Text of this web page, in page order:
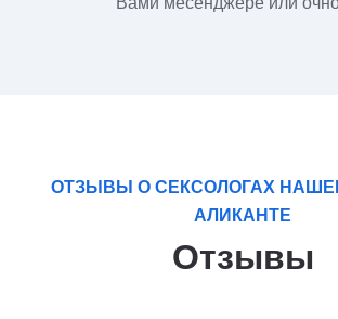
ОТЗЫВЫ О СЕКСОЛОГАХ
АЛИКАНТЕ
Отзывы